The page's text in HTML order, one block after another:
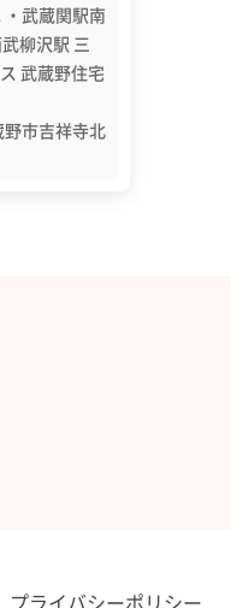
武蔵関駅南
柳沢駅 三
武蔵野住宅
市吉祥寺北
プライバシーポリシー